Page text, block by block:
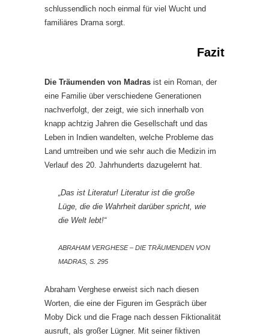
schlussendlich noch einmal für viel Wucht und
familiäres Drama sorgt.
Fazit
Die Träumenden von Madras ist ein Roman, der
eine Familie über verschiedene Generationen
nachverfolgt, der zeigt, wie sich innerhalb von
knapp achtzig Jahren die Gesellschaft und das
Leben in Indien wandelten, welche Probleme das
Land umtreiben und wie sehr auch die Medizin im
Verlauf des 20. Jahrhunderts dazugelernt hat.
„Das ist Literatur! Literatur ist die große
Lüge, die die Wahrheit darüber spricht, wie
die Welt lebt!“
ABRAHAM VERGHESE – DIE TRÄUMENDEN VON
MADRAS, S. 295
Abraham Verghese erweist sich nach diesen
Worten, die eine der Figuren im Gespräch über
Moby Dick und die Frage nach dessen Fiktionalität
ausruft, als großer Lügner. Mit seiner fiktiven